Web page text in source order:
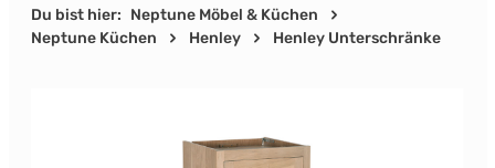
Du bist hier: Neptune Möbel & Küchen
Neptune Küchen
Henley Henley Unterschränke